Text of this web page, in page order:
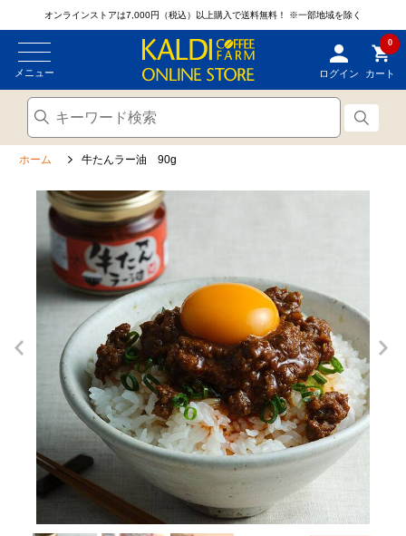
オンラインストアは7,000円（税込）以上購入で送料無料！ ※一部地域を除く
メニュー ログイン
0
カート
ホーム 牛たんラー油 90g